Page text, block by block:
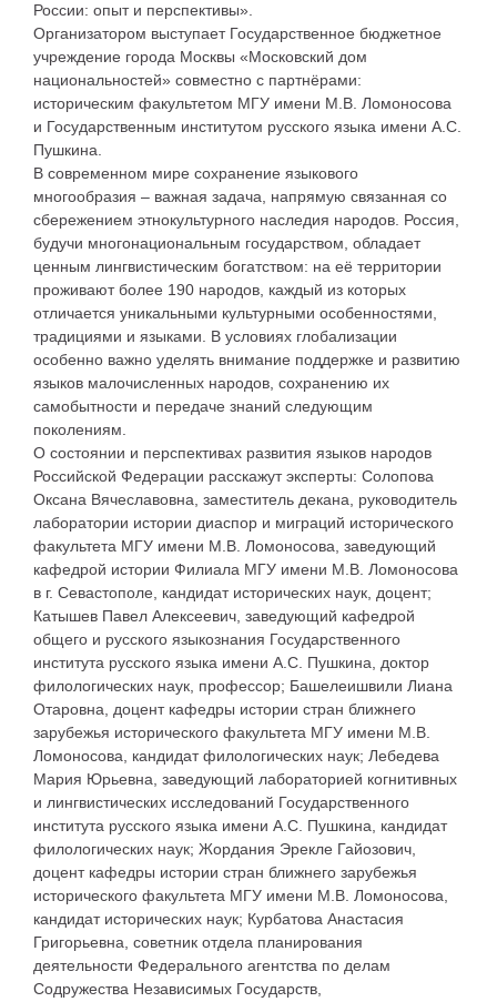
России: опыт и перспективы».
Организатором выступает Государственное бюджетное
учреждение города Москвы «Московский дом
национальностей» совместно с партнёрами:
историческим факультетом МГУ имени М.В. Ломоносова
и Государственным институтом русского языка имени А.С.
Пушкина.
В современном мире сохранение языкового
многообразия – важная задача, напрямую связанная со
сбережением этнокультурного наследия народов. Россия,
будучи многонациональным государством, обладает
ценным лингвистическим богатством: на её территории
проживают более 190 народов, каждый из которых
отличается уникальными культурными особенностями,
традициями и языками. В условиях глобализации
особенно важно уделять внимание поддержке и развитию
языков малочисленных народов, сохранению их
самобытности и передаче знаний следующим
поколениям.
О состоянии и перспективах развития языков народов
Российской Федерации расскажут эксперты: Солопова
Оксана Вячеславовна, заместитель декана, руководитель
лаборатории истории диаспор и миграций исторического
факультета МГУ имени М.В. Ломоносова, заведующий
кафедрой истории Филиала МГУ имени М.В. Ломоносова
в г. Севастополе, кандидат исторических наук, доцент;
Катышев Павел Алексеевич, заведующий кафедрой
общего и русского языкознания Государственного
института русского языка имени А.С. Пушкина, доктор
филологических наук, профессор; Башелеишвили Лиана
Отаровна, доцент кафедры истории стран ближнего
зарубежья исторического факультета МГУ имени М.В.
Ломоносова, кандидат филологических наук; Лебедева
Мария Юрьевна, заведующий лабораторией когнитивных
и лингвистических исследований Государственного
института русского языка имени А.С. Пушкина, кандидат
филологических наук; Жордания Эрекле Гайозович,
доцент кафедры истории стран ближнего зарубежья
исторического факультета МГУ имени М.В. Ломоносова,
кандидат исторических наук; Курбатова Анастасия
Григорьевна, советник отдела планирования
деятельности Федерального агентства по делам
Содружества Независимых Государств,